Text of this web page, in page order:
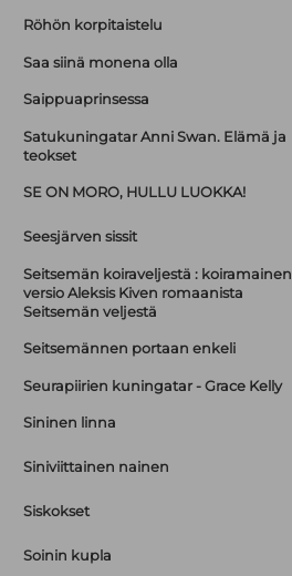
Röhön korpitaistelu
Saa siinä monena olla
Saippuaprinsessa
Satukuningatar Anni Swan. Elämä ja
teokset
SE ON MORO, HULLU LUOKKA!
Seesjärven sissit
Seitsemän koiraveljestä : koiramainen
versio Aleksis Kiven romaanista
Seitsemän veljestä
Seitsemännen portaan enkeli
Seurapiirien kuningatar - Grace Kelly
Sininen linna
Siniviittainen nainen
Siskokset
Soinin kupla